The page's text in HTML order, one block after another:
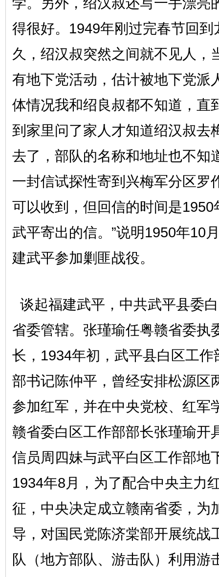
得很好。1949年刚过完春节回到
久，绍汉叔突然之间就不见人，
有地下党活动，估计被地下党派
体情况我和绍良叔都不知道，直
到家里问了家人才知道绍汉叔去
去了，部队的名称和地址也不知
一封信试探性寄到兴梅军分区罗
可以收到，但回信的时间是1950
武平寄出的信。”说明1950年10
建武平参加剿匪战役。
谈起福建武平，中共武平县委
省委管辖。张瑾瑜任粤赣省委执
长，1934年初，武平县白区工
部书记陈仲平，曾经安排松源区
参加红军，并在中央党校、红军
赣省委白区工作部部长张瑾瑜开
信员周四妹与武平白区工作部地
1934年8月，为了配合中央主
征，中央决定成立赣南省委，为
导，对国民党陈济棠部开展统战
队（地方部队、游击队）利用游